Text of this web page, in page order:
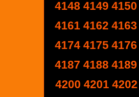
4148 4149 4150
4161 4162 4163
4174 4175 4176
4187 4188 4189
4200 4201 4202